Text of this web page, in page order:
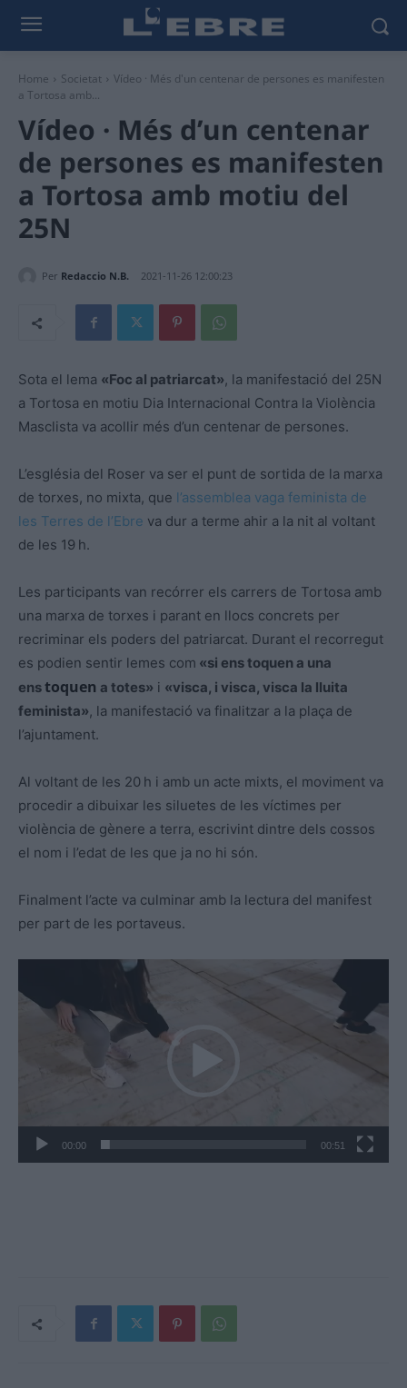
Home Societat
Vídeo · Més d'un centenar de persones es manifesten
a Tortosa amb...
Vídeo · Més d’un centenar
de persones es manifesten
a Tortosa amb motiu del
25N
Per Redaccio N.B. 2021-11-26 12:00:23
Sota el lema «Foc al patriarcat», la manifestació del 25N
a Tortosa en motiu Dia Internacional Contra la Violència
Masclista va acollir més d’un centenar de persones.
L’església del Roser va ser el punt de sortida de la marxa
de torxes, no mixta, que l’assemblea vaga feminista de
les Terres de l’Ebre va dur a terme ahir a la nit al voltant
de les 19 h.
Les participants van recórrer els carrers de Tortosa amb
una marxa de torxes i parant en llocs concrets per
recriminar els poders del patriarcat. Durant el recorregut
es podien sentir lemes com «si ens toquen a una
enstoquen a totes» i «visca, i visca, visca la lluita
feminista», la manifestació va finalitzar a la plaça de
l’ajuntament.
Al voltant de les 20 h i amb un acte mixts, el moviment va
procedir a dibuixar les siluetes de les víctimes per
violència de gènere a terra, escrivint dintre dels cossos
el nom i l’edat de les que ja no hi són.
Finalment l’acte va culminar amb la lectura del manifest
per part de les portaveus.
e
t
00:00 00:51